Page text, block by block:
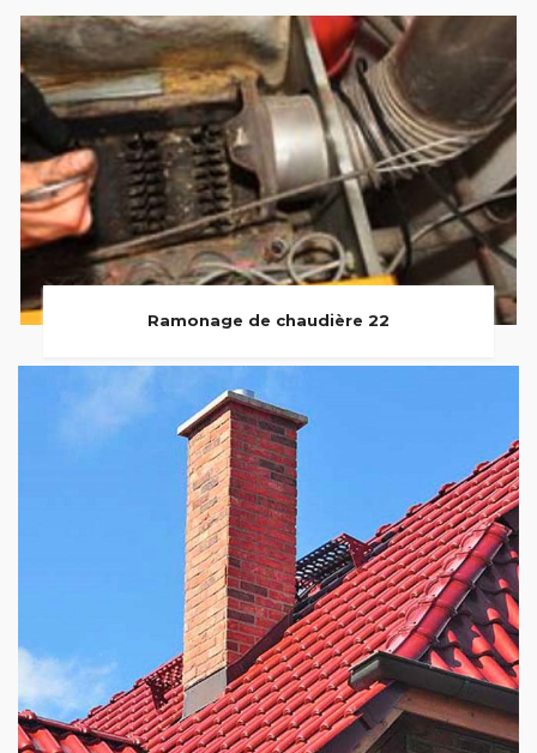
Ramonage de chaudière 22